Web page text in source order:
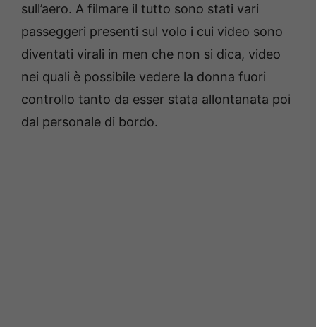
sull’aero. A filmare il tutto sono stati vari
passeggeri presenti sul volo i cui video sono
diventati virali in men che non si dica, video
nei quali è possibile vedere la donna fuori
controllo tanto da esser stata allontanata poi
dal personale di bordo.